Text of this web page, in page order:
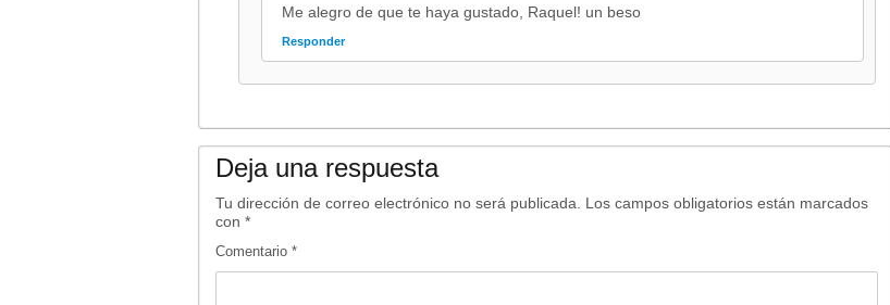
Me alegro de que te haya gustado, Raquel! un beso
Responder
Deja una respuesta
Tu dirección de correo electrónico no será publicada.
Los campos obligatorios están marcados
con *
Comentario *